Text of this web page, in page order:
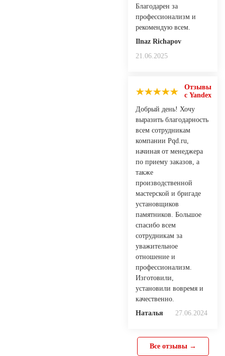
Благодарен за
профессионализм и
рекомендую всем.
Ilnaz Richapov
21.06.2025
Отзывы
с Yandex
Добрый день! Хочу
выразить благодарность
всем сотрудникам
компании Pqd.ru,
начиная от менеджера
по приему заказов, а
также
производственной
мастерской и бригаде
установщиков
памятников. Большое
спасибо всем
сотрудникам за
уважительное
отношение и
профессионализм.
Изготовили,
установили вовремя и
качественно.
Наталья
27.06.2024
Все отзывы →